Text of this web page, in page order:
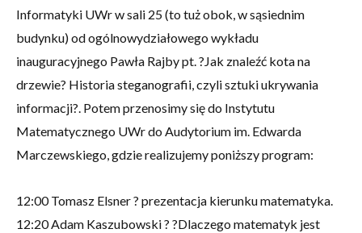
Informatyki UWr w sali 25 (to tuż obok, w sąsiednim
budynku) od ogólnowydziałowego wykładu
inauguracyjnego Pawła Rajby pt. ?Jak znaleźć kota na
drzewie? Historia steganografii, czyli sztuki ukrywania
informacji?. Potem przenosimy się do Instytutu
Matematycznego UWr do Audytorium im. Edwarda
Marczewskiego, gdzie realizujemy poniższy program:
12:00 Tomasz Elsner ? prezentacja kierunku matematyka.
12:20 Adam Kaszubowski ? ?Dlaczego matematyk jest